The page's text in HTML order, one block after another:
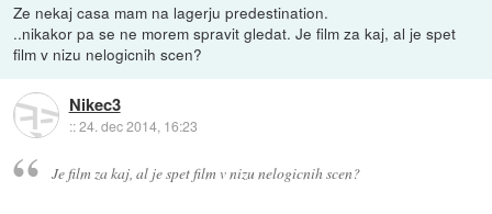
Ze nekaj casa mam na lagerju predestination.
..nikakor pa se ne morem spravit gledat. Je film za kaj, al je spet
film v nizu nelogicnih scen?
Nikec3
::24. dec 2014, 16:23
Je film za kaj, al je spet film v nizu nelogicnih scen?